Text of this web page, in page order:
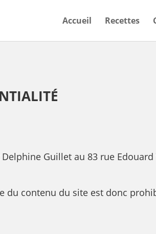
Accueil Recettes
Delphine Guillet au 83 rue
contenu du site est donc